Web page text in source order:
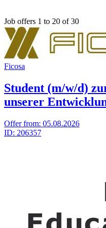
Job offers 1 to 20 of 30
Ficosa
Student (m/w/d)
unserer
Offer from: 05.08.2026
ID: 206357